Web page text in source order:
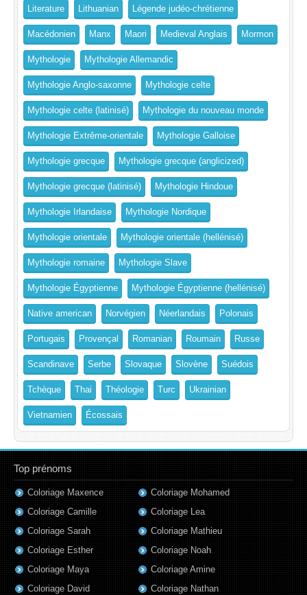
Literature Lithuanian Légende judéo-chrétienne
Macédonien Manx Maori Medieval Anglais Mormon
Mythologie Mythologie Allemandic
Mythologie Anglo-saxonne Mythologie celte
Mythologie celte (latinisé) Mythologie du nouveau monde
Mythologie Extrême-orientale Mythologie Galloise
Mythologie grecque Mythologie grecque (anglicized)
Mythologie grecque (latinisé) Mythologie Hindoue
Mythologie Irlandaise Mythologie Nordique
Mythologie orientale Mythologie orientale (hellénisé)
Mythologie romaine Mythologie Slave
Mythologie Égyptienne Mythologie Égyptienne (hellénisé)
Native american Norvégien Néerlandais Polonais
Portugais Provençal Romanian Roumain Russe
Scandinave Serbe Slovaque Slovène Suédois
Tchèque Thai Théologie Turc Ukrainian
Vietnamien Écossais
Top prénoms
Coloriage Maxence
Coloriage Camille
Coloriage Sarah
Coloriage Esther
Coloriage Maya
Coloriage David
Coloriage Mohamed
Coloriage Lea
Coloriage Mathieu
Coloriage Noah
Coloriage Amine
Coloriage Nathan